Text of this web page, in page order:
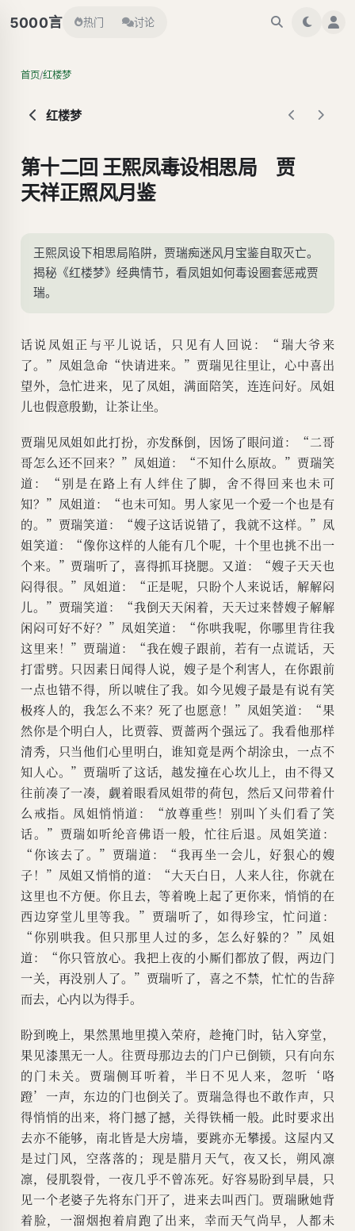
5000言 热门 讨论
首页/红楼梦
红楼梦
第十二回 王熙凤毒设相思局 贾
天祥正照风月鉴
王熙凤设下相思局陷阱，贾瑞痴迷风月宝鉴自取灭亡。
揭秘《红楼梦》经典情节，看凤姐如何毒设圈套惩戒贾
瑞。
话说凤姐正与平儿说话，只见有人回说：“瑞大爷来
了。”凤姐急命“快请进来。”贾瑞见往里让，心中喜出
望外，急忙进来，见了凤姐，满面陪笑，连连问好。凤姐
儿也假意殷勤，让茶让坐。
贾瑞见凤姐如此打扮，亦发酥倒，因饧了眼问道：“二哥
哥怎么还不回来？”凤姐道：“不知什么原故。”贾瑞笑
道：“别是在路上有人绊住了脚，舍不得回来也未可
知？”凤姐道：“也未可知。男人家见一个爱一个也是有
的。”贾瑞笑道：“嫂子这话说错了，我就不这样。”凤
姐笑道：“像你这样的人能有几个呢，十个里也挑不出一
个来。”贾瑞听了，喜得抓耳挠腮。又道：“嫂子天天也
闷得很。”凤姐道：“正是呢，只盼个人来说话，解解闷
儿。”贾瑞笑道：“我倒天天闲着，天天过来替嫂子解解
闲闷可好不好？”凤姐笑道：“你哄我呢，你哪里肯往我
这里来！”贾瑞道：“我在嫂子跟前，若有一点谎话，天
打雷劈。只因素日闻得人说，嫂子是个利害人，在你跟前
一点也错不得，所以唬住了我。如今见嫂子最是有说有笑
极疼人的，我怎么不来？死了也愿意！”凤姐笑道：“果
然你是个明白人，比贾蓉、贾蔷两个强远了。我看他那样
清秀，只当他们心里明白，谁知竟是两个胡涂虫，一点不
知人心。”贾瑞听了这话，越发撞在心坎儿上，由不得又
往前凑了一凑，觑着眼看凤姐带的荷包，然后又问带着什
么戒指。凤姐悄悄道：“放尊重些！别叫丫头们看了笑
话。”贾瑞如听纶音佛语一般，忙往后退。凤姐笑道：
“你该去了。”贾瑞道：“我再坐一会儿，好狠心的嫂
子！”凤姐又悄悄的道：“大天白日，人来人往，你就在
这里也不方便。你且去，等着晚上起了更你来，悄悄的在
西边穿堂儿里等我。”贾瑞听了，如得珍宝，忙问道：
“你别哄我。但只那里人过的多，怎么好躲的？”凤姐
道：“你只管放心。我把上夜的小厮们都放了假，两边门
一关，再没别人了。”贾瑞听了，喜之不禁，忙忙的告辞
而去，心内以为得手。
盼到晚上，果然黑地里摸入荣府，趁掩门时，钻入穿堂，
果见漆黑无一人。往贾母那边去的门户已倒锁，只有向东
的门未关。贾瑞侧耳听着，半日不见人来，忽听‘咯
蹬’一声，东边的门也倒关了。贾瑞急得也不敢作声，只
得悄悄的出来，将门撼了撼，关得铁桶一般。此时要求出
去亦不能够，南北皆是大房墙，要跳亦无攀援。这屋内又
是过门风，空落落的；现是腊月天气，夜又长，朔风凛
凛，侵肌裂骨，一夜几乎不曾冻死。好容易盼到早晨，只
见一个老婆子先将东门开了，进来去叫西门。贾瑞瞅她背
着脸，一溜烟抱着肩跑了出来，幸而天气尚早，人都未